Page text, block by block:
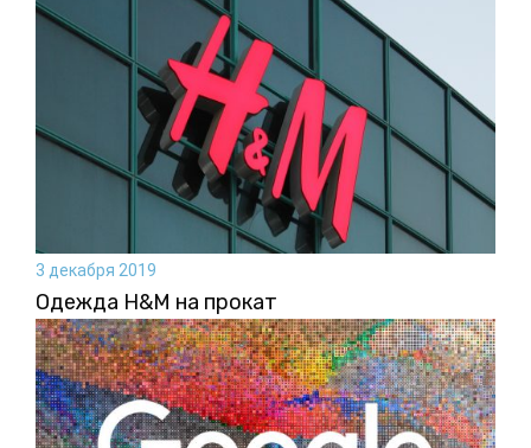
3 декабря 2019
Одежда H&M на прокат